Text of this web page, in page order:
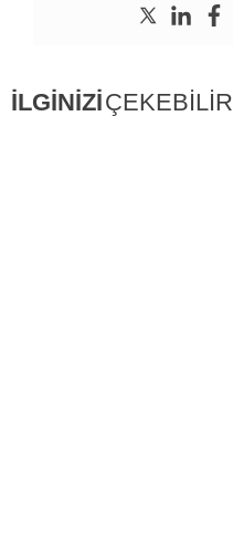
İLGİNİZİÇEKEBİLİR